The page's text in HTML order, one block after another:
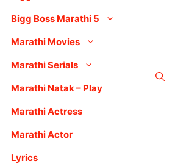
Bigg Boss Marathi 5
Marathi Movies
Marathi Serials
Marathi Natak – Play
Marathi Actress
Marathi Actor
Lyrics